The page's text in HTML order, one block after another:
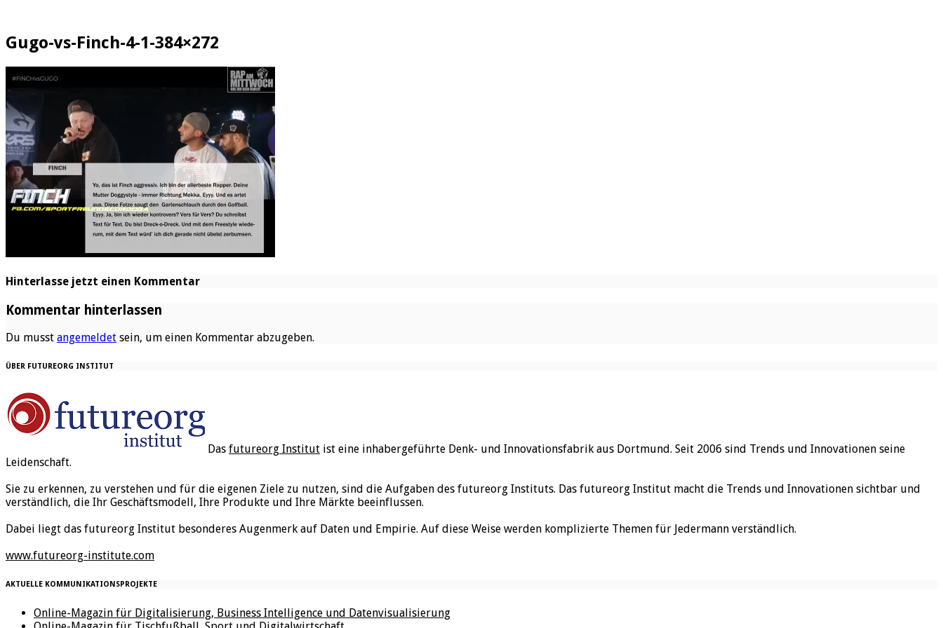
Gugo-vs-Finch-4-1-384×272
Hinterlasse jetzt einen Kommentar
Kommentar hinterlassen
Du musst angemeldet sein, um einen Kommentar abzugeben.
ÜBER FUTUREORG INSTITUT
Das futureorg Institut ist eine inhabergeführte Denk- und Innovationsfabrik aus Dortmund. Seit 2006 sind Trends und Innovationen seine
Leidenschaft.
Sie zu erkennen, zu verstehen und für die eigenen Ziele zu nutzen, sind die Aufgaben des futureorg Instituts. Das futureorg Institut macht die Trends und Innovationen sichtbar und
verständlich, die Ihr Geschäftsmodell, Ihre Produkte und Ihre Märkte beeinflussen.
Dabei liegt das futureorg Institut besonderes Augenmerk auf Daten und Empirie. Auf diese Weise werden komplizierte Themen für Jedermann verständlich.
www.futureorg-institute.com
AKTUELLE KOMMUNIKATIONSPROJEKTE
Online-Magazin für Digitalisierung, Business Intelligence und Datenvisualisierung